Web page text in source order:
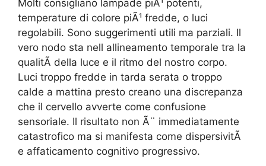
Molti consigliano lampade piÃ¹ potenti,
temperature di colore piÃ¹ fredde, o luci
regolabili. Sono suggerimenti utili ma parziali. Il
vero nodo sta nell allineamento temporale tra la
qualitÃ della luce e il ritmo del nostro corpo.
Luci troppo fredde in tarda serata o troppo
calde a mattina presto creano una discrepanza
che il cervello avverte come confusione
sensoriale. Il risultato non Ã¨ immediatamente
catastrofico ma si manifesta come dispersivitÃ
e affaticamento cognitivo progressivo.